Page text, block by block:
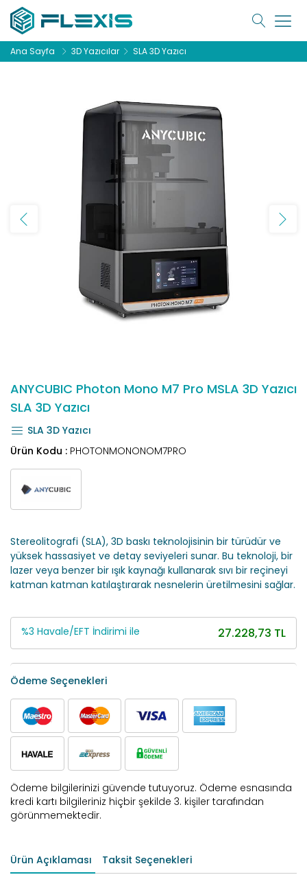
Ana Sayfa 3D Yazıcılar SLA 3D Yazıcı
ANYCUBIC Photon Mono M7 Pro MSLA 3D Yazıcı
SLA 3D Yazıcı
SLA 3D Yazıcı
Ürün Kodu : PHOTONMONONOM7PRO
Stereolitografi (SLA), 3D baskı teknolojisinin bir türüdür ve
yüksek hassasiyet ve detay seviyeleri sunar. Bu teknoloji, bir
lazer veya benzer bir ışık kaynağı kullanarak sıvı bir reçineyi
katman katman katılaştırarak nesnelerin üretilmesini sağlar.
%3 Havale/EFT İndirimi ile 27.228,73 TL
Ödeme Seçenekleri
Ödeme bilgilerinizi güvende tutuyoruz. Ödeme esnasında
kredi kartı bilgileriniz hiçbir şekilde 3. kişiler tarafından
görünmemektedir.
Ürün Açıklaması Taksit Seçenekleri